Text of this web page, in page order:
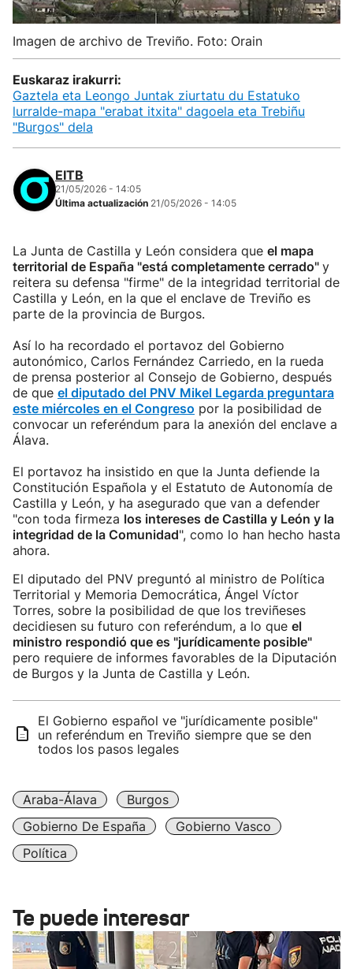
Imagen de archivo de Treviño. Foto: Orain
Euskaraz irakurri:
Gaztela eta Leongo Juntak ziurtatu du Estatuko
lurralde-mapa "erabat itxita" dagoela eta Trebiñu
"Burgos" dela
EITB
21/05/2026 - 14:05
Última actualización 21/05/2026 - 14:05
La Junta de Castilla y León considera que el mapa
territorial de España "está completamente cerrado" y
reitera su defensa "firme" de la integridad territorial de
Castilla y León, en la que el enclave de Treviño es
parte de la provincia de Burgos.
Así lo ha recordado el portavoz del Gobierno
autonómico, Carlos Fernández Carriedo, en la rueda
de prensa posterior al Consejo de Gobierno, después
de que el diputado del PNV Mikel Legarda preguntara
este miércoles en el Congreso por la posibilidad de
convocar un referéndum para la anexión del enclave a
Álava.
El portavoz ha insistido en que la Junta defiende la
Constitución Española y el Estatuto de Autonomía de
Castilla y León, y ha asegurado que van a defender
"con toda firmeza los intereses de Castilla y León y la
integridad de la Comunidad", como lo han hecho hasta
ahora.
El diputado del PNV preguntó al ministro de Política
Territorial y Memoria Democrática, Ángel Víctor
Torres, sobre la posibilidad de que los treviñeses
decidiesen su futuro con referéndum, a lo que el
ministro respondió que es "jurídicamente posible"
pero requiere de informes favorables de la Diputación
de Burgos y la Junta de Castilla y León.
El Gobierno español ve "jurídicamente posible"
un referéndum en Treviño siempre que se den
todos los pasos legales
Araba-Álava
Burgos
Gobierno De España
Gobierno Vasco
Política
Te puede interesar